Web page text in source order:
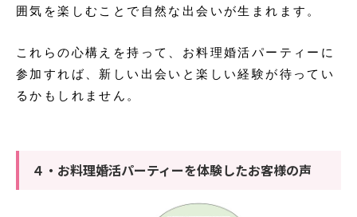
囲気を楽しむことで自然な出会いが生まれます。
これらの心構えを持って、お料理婚活パーティーに
参加すれば、新しい出会いと楽しい経験が待ってい
るかもしれません。
４・お料理婚活パーティーを体験したお客様の声